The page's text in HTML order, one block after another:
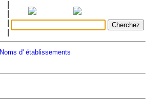
Noms d' établissements